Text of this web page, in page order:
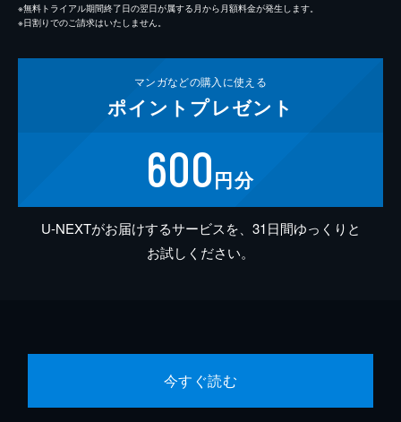
※無料トライアル期間終了日の翌日が属する月から月額料金が発生します。
※日割りでのご請求はいたしません。
マンガなどの購入に使える
ポイント プレゼント
600円分
U-NEXTがお届けするサービスを、31日間ゆっくりと
お試しください。
今すぐ読む